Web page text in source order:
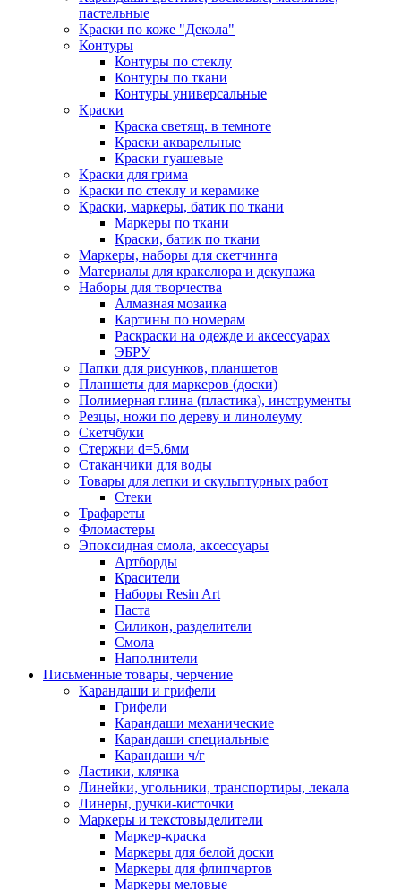
пастельные
Краски по коже "Декола"
Контуры
Контуры по стеклу
Контуры по ткани
Контуры универсальные
Краски
Краска светящ. в темноте
Краски акварельные
Краски гуашевые
Краски для грима
Краски по стеклу и керамике
Краски, маркеры, батик по ткани
Маркеры по ткани
Краски, батик по ткани
Маркеры, наборы для скетчинга
Материалы для кракелюра и декупажа
Наборы для творчества
Алмазная мозаика
Картины по номерам
Раскраски на одежде и аксессуарах
ЭБРУ
Папки для рисунков, планшетов
Планшеты для маркеров (доски)
Полимерная глина (пластика), инструменты
Резцы, ножи по дереву и линолеуму
Скетчбуки
Стержни d=5.6мм
Стаканчики для воды
Товары для лепки и скульптурных работ
Стеки
Трафареты
Фломастеры
Эпоксидная смола, аксессуары
Артборды
Красители
Наборы Resin Art
Паста
Силикон, разделители
Смола
Наполнители
Письменные товары, черчение
Карандаши и грифели
Грифели
Карандаши механические
Карандаши специальные
Карандаши ч/г
Ластики, клячка
Линейки, угольники, транспортиры, лекала
Линеры, ручки-кисточки
Маркеры и текстовыделители
Маркер-краска
Маркеры для белой доски
Маркеры для флипчартов
Маркеры меловые